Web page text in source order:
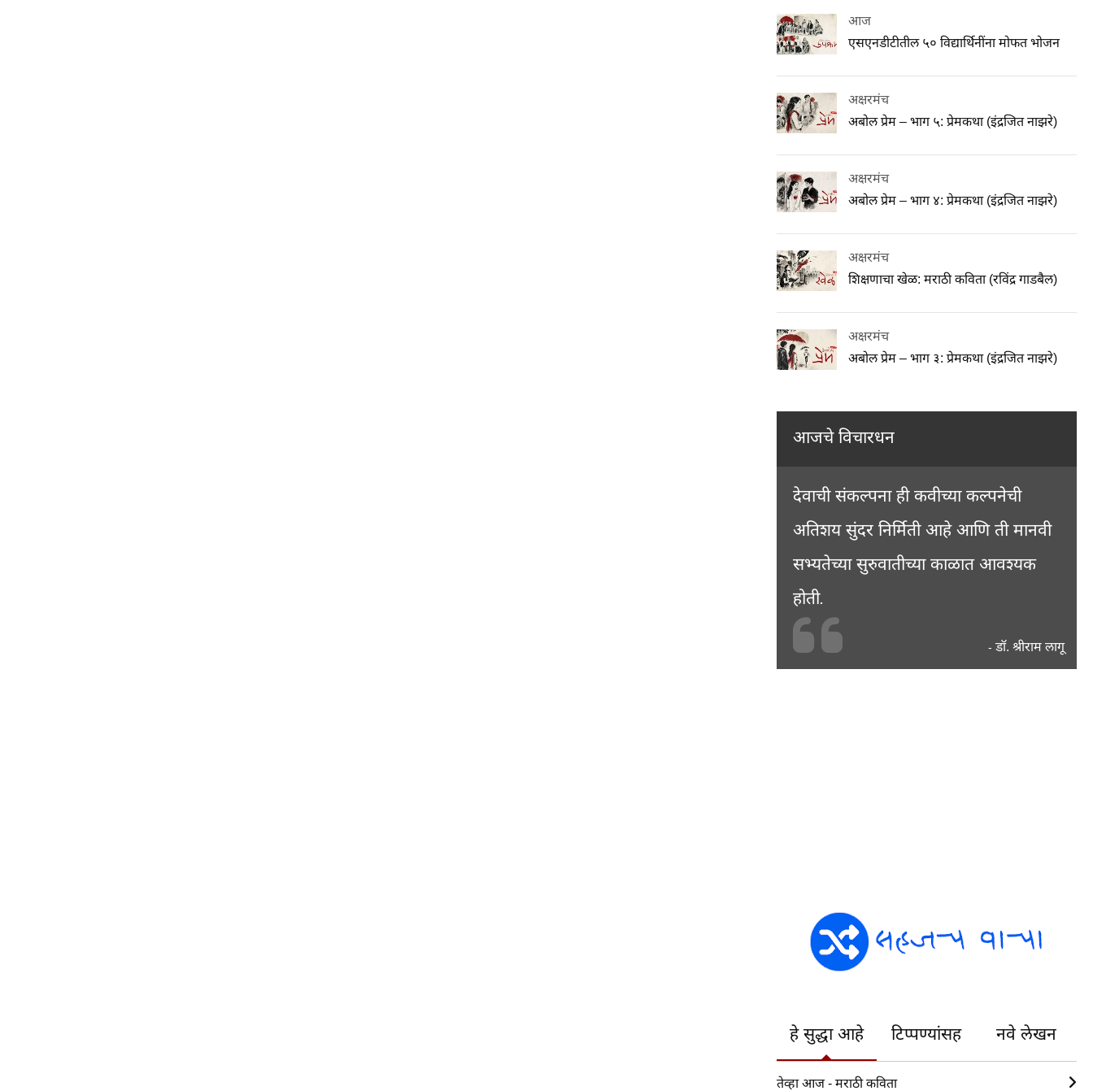
आज
एसएनडीटीतील ५० विद्यार्थिनींना मोफत भोजन
अक्षरमंच
अबोल प्रेम – भाग ५: प्रेमकथा (इंद्रजित नाझरे)
अक्षरमंच
अबोल प्रेम – भाग ४: प्रेमकथा (इंद्रजित नाझरे)
अक्षरमंच
शिक्षणाचा खेळ: मराठी कविता (रविंद्र गाडबैल)
अक्षरमंच
अबोल प्रेम – भाग ३: प्रेमकथा (इंद्रजित नाझरे)
आजचे विचारधन
देवाची संकल्पना ही कवीच्या कल्पनेची
अतिशय सुंदर निर्मिती आहे आणि ती मानवी
सभ्यतेच्या सुरुवातीच्या काळात आवश्यक
होती.
- डॉ. श्रीराम लागू
हे सुद्धा आहे टिप्पण्यांसह नवे लेखन
तेव्हा आज - मराठी कविता